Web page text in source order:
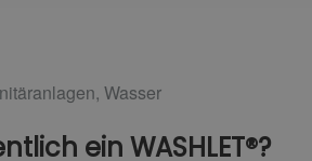
, Wasser
ein WASHLET®?